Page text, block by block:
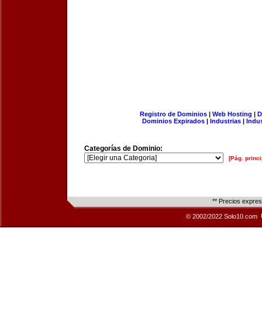
Registro de Dominios| Web Hosting |
Dominios Expirados | Industrias |
Categorías de Dominio:
[Pág.
** Precios
© 2002/2022 Solo10.com